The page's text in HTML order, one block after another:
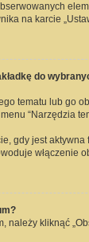
na karcie
do
tematu lub go
“Narzędzia
gdy jest aktywna
włączenie
należy kliknąć